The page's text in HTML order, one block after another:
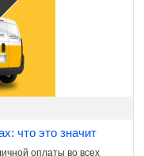
что это значит
оплаты во всех